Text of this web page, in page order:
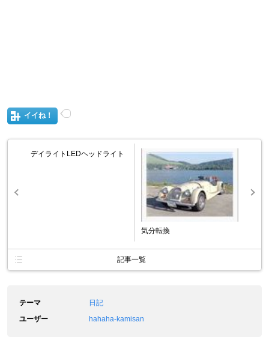
イイね！
デイライトLEDヘッドライト
気分転換
記事一覧
テーマ
日記
ユーザー
hahaha-kamisan